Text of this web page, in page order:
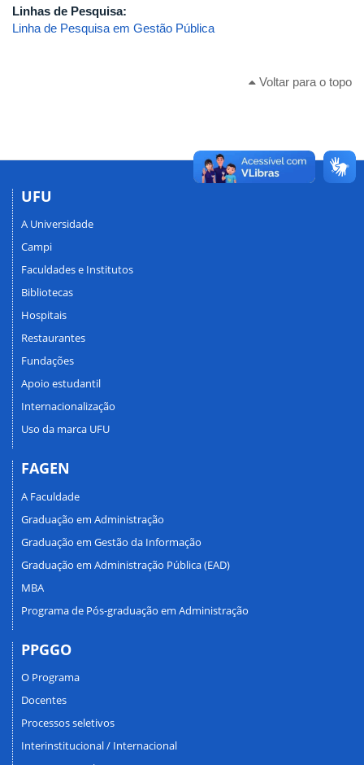
Linhas de Pesquisa:
Linha de Pesquisa em Gestão Pública
Voltar para o topo
UFU
A Universidade
Campi
Faculdades e Institutos
Bibliotecas
Hospitais
Restaurantes
Fundações
Apoio estudantil
Internacionalização
Uso da marca UFU
FAGEN
A Faculdade
Graduação em Administração
Graduação em Gestão da Informação
Graduação em Administração Pública (EAD)
MBA
Programa de Pós-graduação em Administração
PPGGO
O Programa
Docentes
Processos seletivos
Interinstitucional / Internacional